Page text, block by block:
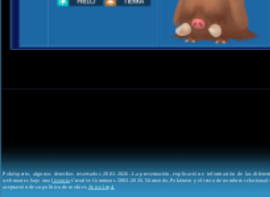
Pokéxperto, algunos derechos reservados 2003-2026. La presentación, explicación e información de las
webmaster, bajo unalicenciaCreative Commons 2003-2026. Nintendo, Pokémon y el resto de nombres
aceptación de su política de cookies. Aviso legal